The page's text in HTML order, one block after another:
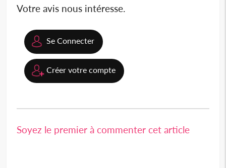
Votre avis nous intéresse.
Se Connecter
Créer votre compte
Soyez le premier à commenter cet article